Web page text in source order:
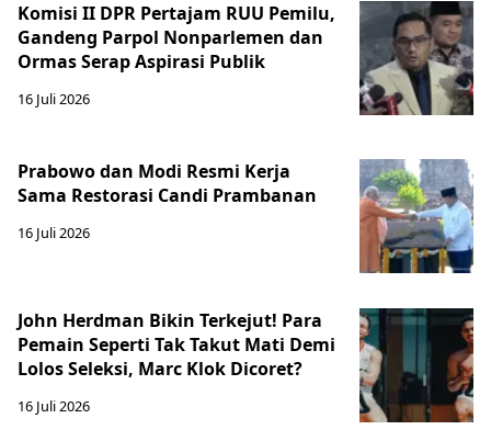
Komisi II DPR Pertajam RUU Pemilu,
Gandeng Parpol Nonparlemen dan
Ormas Serap Aspirasi Publik
16 Juli 2026
Prabowo dan Modi Resmi Kerja
Sama Restorasi Candi Prambanan
16 Juli 2026
John Herdman Bikin Terkejut! Para
Pemain Seperti Tak Takut Mati Demi
Lolos Seleksi, Marc Klok Dicoret?
16 Juli 2026